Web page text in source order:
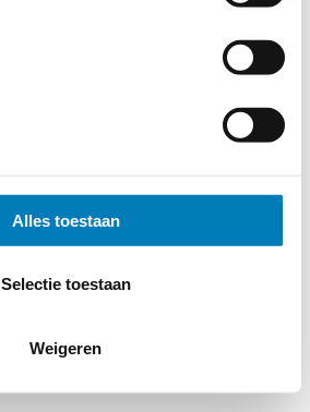
Alles toestaan
Selectie toestaan
Weigeren